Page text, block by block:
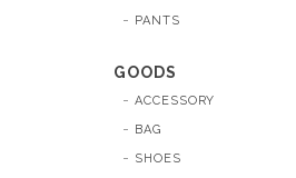
PANTS
GOODS
ACCESSORY
BAG
SHOES